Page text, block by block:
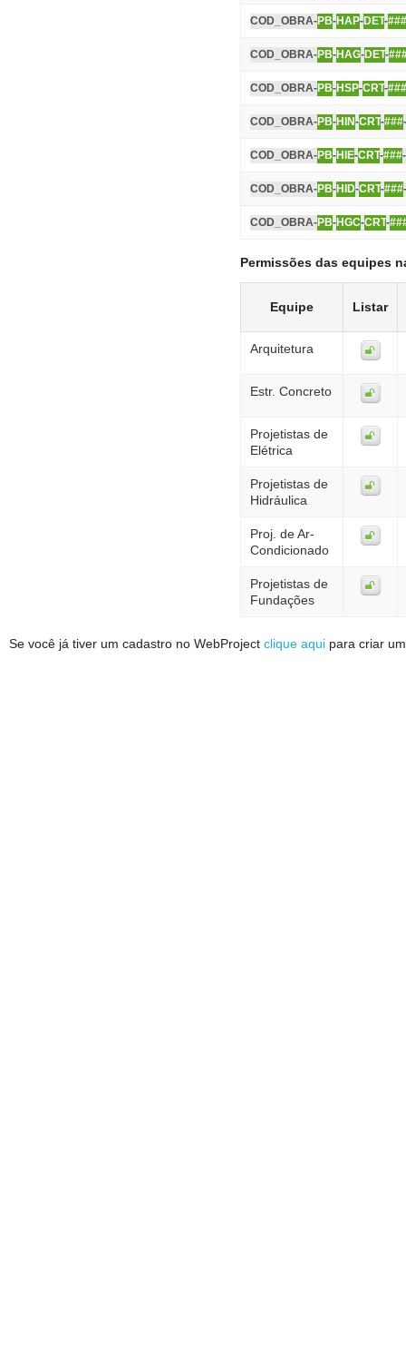
COD_OBRA-PB-HAP-DET-###
COD_OBRA-PB-HAG-DET-
COD_OBRA-PB-HSP-CRT-###
COD_OBRA-PB-HIN-CRT-###
COD_OBRA-PB-HIE-CRT-###
COD_OBRA-PB-HID-CRT-###
COD_OBRA-PB-HGC-CRT-
Permissões das equipes
Equipe Listar
Arquitetura
Estr. Concreto
Projetistas de
Elétrica
Projetistas de
Hidráulica
Proj. de Ar-
Condicionado
Projetistas de
Fundações
Se você já tiver um cadastro no WebProject clique aqui para criar